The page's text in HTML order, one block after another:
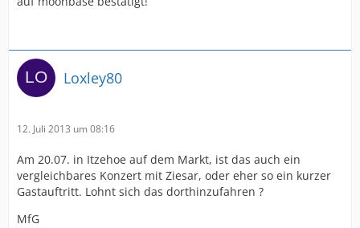
Loxley80
12. Juli 2013 um 08:16
Am 20.07. in Itzehoe auf dem Markt, ist das auch ein
vergleichbares Konzert mit Ziesar, oder eher so ein kurzer
Gastauftritt. Lohnt sich das dorthinzufahren ?
MfG